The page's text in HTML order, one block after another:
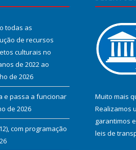
todas as
de recursos
culturais no
de 2022 ao
de 2026
e passa a funcionar
de 2026
com programação
Muito mais
Realizamos
garantimos
leis de